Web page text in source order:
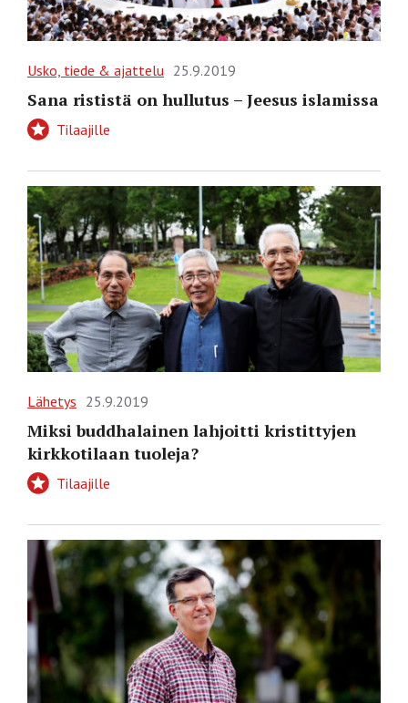
Usko, tiede & ajattelu 25.9.2019
Sana rististä on hullutus – Jeesus islamissa
Tilaajille
Lähetys 25.9.2019
Miksi buddhalainen lahjoitti kristittyjen
kirkkotilaan tuoleja?
Tilaajille